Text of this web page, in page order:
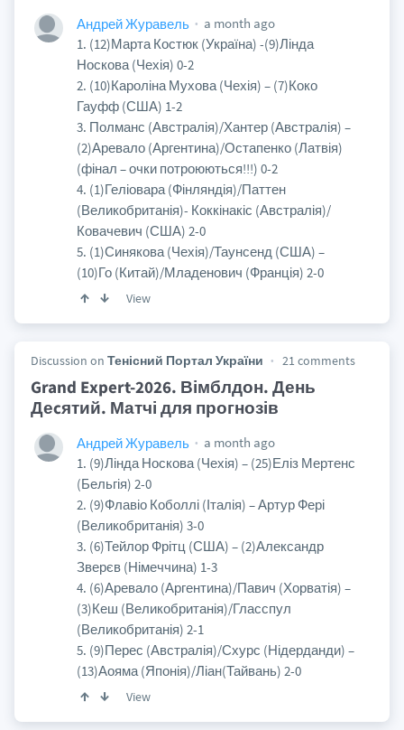
Андрей Журавель
a month ago
1. (12)Марта Костюк (Україна) -(9)Лінда
Носкова (Чехія) 0-2
2. (10)Кароліна Мухова (Чехія) – (7)Коко
Гауфф (США) 1-2
3. Полманс (Австралія)/Хантер (Австралія) –
(2)Аревало (Аргентина)/Остапенко (Латвія)
(фінал – очки потроюються!!!) 0-2
4. (1)Геліовара (Фінляндія)/Паттен
(Великобританія)- Коккінакіс (Австралія)/
Ковачевич (США) 2-0
5. (1)Синякова (Чехія)/Таунсенд (США) –
(10)Го (Китай)/Младенович (Франція) 2-0
View
Discussion on Тенісний Портал України 21 comments
Grand Expert-2026. Вімблдон. День
Деcятий. Матчі для прогнозів
Андрей Журавель
a month ago
1. (9)Лінда Носкова (Чехія) – (25)Еліз Мертенс
(Бельгія) 2-0
2. (9)Флавіо Коболлі (Італія) – Артур Фері
(Великобританія) 3-0
3. (6)Тейлор Фрітц (США) – (2)Александр
Зверєв (Німеччина) 1-3
4. (6)Аревало (Аргентина)/Павич (Хорватія) –
(3)Кеш (Великобританія)/Гласспул
(Великобританія) 2-1
5. (9)Перес (Австралія)/Схурс (Нідерданди) –
(13)Аояма (Японія)/Ліан(Тайвань) 2-0
View